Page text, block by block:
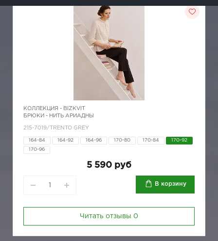
КОЛЛЕКЦИЯ - BIZKVIT
БРЮКИ - НИТЬ АРИАДНЫ
215-7019/TRENTO GREY
164-84 164-92 164-96 170-80 170-84 170-92
170-96
5 590 руб
В корзину
Читать отзывы 0